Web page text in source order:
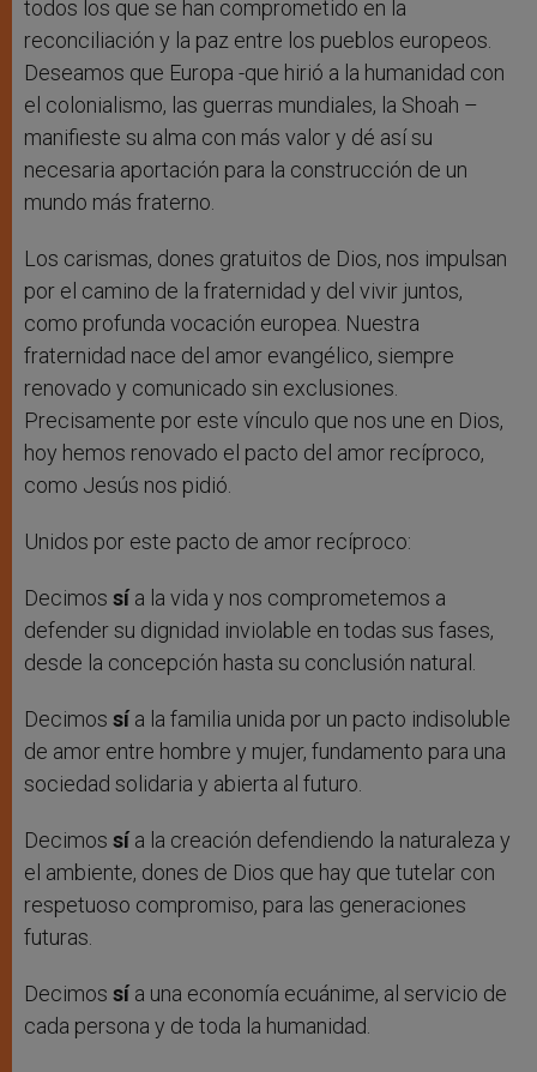
todos los que se han comprometido en la
reconciliación y la paz entre los pueblos europeos.
Deseamos que Europa -que hirió a la humanidad con
el colonialismo, las guerras mundiales, la Shoah –
manifieste su alma con más valor y dé así su
necesaria aportación para la construcción de un
mundo más fraterno.
Los carismas, dones gratuitos de Dios, nos impulsan
por el camino de la fraternidad y del vivir juntos,
como profunda vocación europea. Nuestra
fraternidad nace del amor evangélico, siempre
renovado y comunicado sin exclusiones.
Precisamente por este vínculo que nos une en Dios,
hoy hemos renovado el pacto del amor recíproco,
como Jesús nos pidió.
Unidos por este pacto de amor recíproco:
Decimos sí a la vida y nos comprometemos a
defender su dignidad inviolable en todas sus fases,
desde la concepción hasta su conclusión natural.
Decimos sí a la familia unida por un pacto indisoluble
de amor entre hombre y mujer, fundamento para una
sociedad solidaria y abierta al futuro.
Decimos sí a la creación defendiendo la naturaleza y
el ambiente, dones de Dios que hay que tutelar con
respetuoso compromiso, para las generaciones
futuras.
Decimos sí a una economía ecuánime, al servicio de
cada persona y de toda la humanidad.